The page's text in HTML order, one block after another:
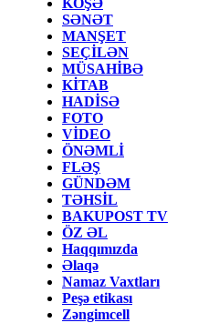
KÖŞƏ
SƏNƏT
MANŞET
SEÇİLƏN
MÜSAHİBƏ
KİTAB
HADİSƏ
FOTO
VİDEO
ÖNƏMLİ
FLƏŞ
GÜNDƏM
TƏHSİL
BAKUPOST TV
ÖZ ƏL
Haqqımızda
Əlaqə
Namaz Vaxtları
Peşə etikası
Zəngimcell